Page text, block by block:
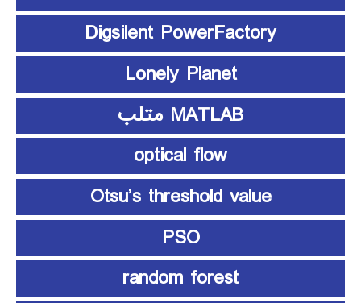
Digsilent PowerFactory
Lonely Planet
MATLAB متلب
optical flow
Otsu’s threshold value
PSO
random forest